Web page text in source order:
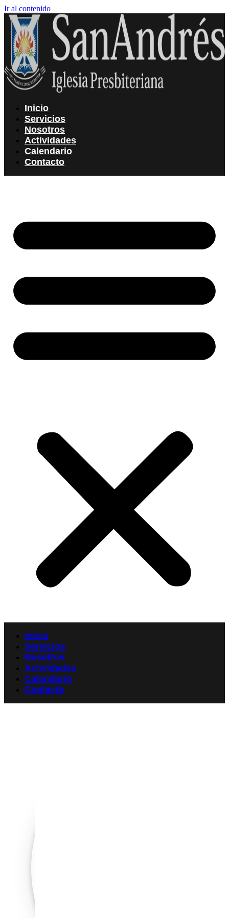
Ir al contenido
Inicio
Servicios
Nosotros
Actividades
Calendario
Contacto
Inicio
Servicios
Nosotros
Actividades
Calendario
Contacto